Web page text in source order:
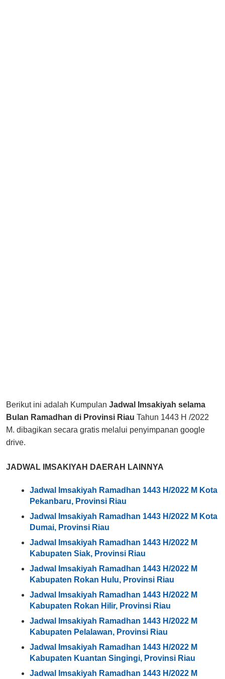
Berikut ini adalah Kumpulan Jadwal Imsakiyah selama
Bulan Ramadhan di Provinsi Riau Tahun 1443 H /2022
M. dibagikan secara gratis melalui penyimpanan google
drive.
JADWAL IMSAKIYAH DAERAH LAINNYA
Jadwal Imsakiyah Ramadhan 1443 H/2022 M Kota
Pekanbaru, Provinsi Riau
Jadwal Imsakiyah Ramadhan 1443 H/2022 M Kota
Dumai, Provinsi Riau
Jadwal Imsakiyah Ramadhan 1443 H/2022 M
Kabupaten Siak, Provinsi Riau
Jadwal Imsakiyah Ramadhan 1443 H/2022 M
Kabupaten Rokan Hulu, Provinsi Riau
Jadwal Imsakiyah Ramadhan 1443 H/2022 M
Kabupaten Rokan Hilir, Provinsi Riau
Jadwal Imsakiyah Ramadhan 1443 H/2022 M
Kabupaten Pelalawan, Provinsi Riau
Jadwal Imsakiyah Ramadhan 1443 H/2022 M
Kabupaten Kuantan Singingi, Provinsi Riau
Jadwal Imsakiyah Ramadhan 1443 H/2022 M